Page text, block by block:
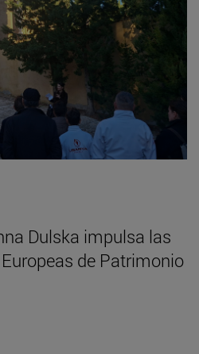
Dulska impulsa las
de Patrimonio